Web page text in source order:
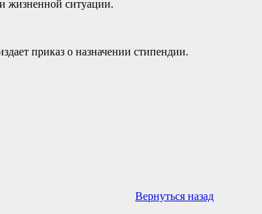
жизненной ситуации.
приказ о назначении стипендии.
Вернуться назад